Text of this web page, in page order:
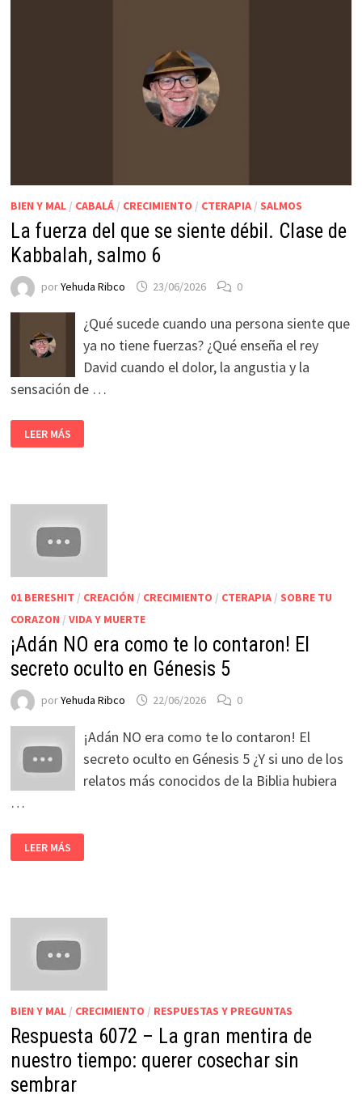
BIEN Y MAL/ CABALÁ/ CRECIMIENTO / CTERAPIA/ SALMOS
La fuerza del que se siente débil. Clase de
Kabbalah, salmo 6
porYehuda Ribco 23/06/2026 0
¿Qué sucede cuando una persona siente que
ya no tiene fuerzas? ¿Qué enseña el rey
David cuando el dolor, la angustia y la
sensación de …
LEER MÁS
01 BERESHIT / CREACIÓN / CRECIMIENTO / CTERAPIA/ SOBRE TU
CORAZON / VIDA Y MUERTE
¡Adán NO era como te lo contaron! El
secreto oculto en Génesis 5
porYehuda Ribco 22/06/2026 0
¡Adán NO era como te lo contaron! El
secreto oculto en Génesis 5 ¿Y si uno de los
relatos más conocidos de la Biblia hubiera
…
LEER MÁS
BIEN Y MAL/ CRECIMIENTO / RESPUESTAS Y PREGUNTAS
Respuesta 6072 – La gran mentira de
nuestro tiempo: querer cosechar sin
sembrar